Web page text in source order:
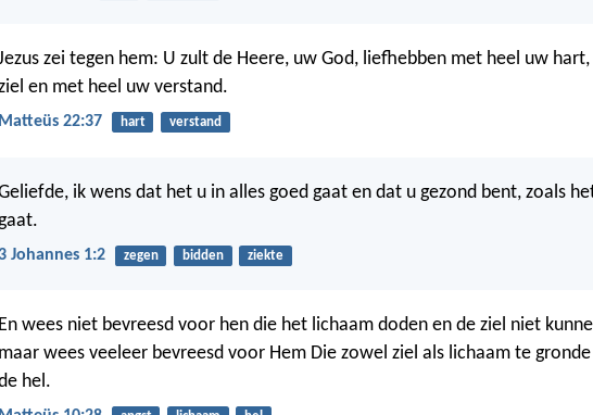
zei tegen hem: U zult de Heere, uw God, liefhebben met heel uw
en met heel uw verstand.
Matteüs 22:37 hart verstand
ik wens dat het u in alles goed gaat en dat u gezond bent, zoals
gaat.
Johannes 1:2 zegen bidden ziekte
En wees niet bevreesd voor hen die het lichaam doden en de ziel niet
maar wees veeleer bevreesd voor Hem Die zowel ziel als lichaam te
hel.